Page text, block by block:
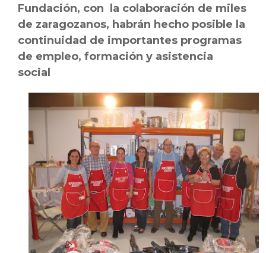
Fundación, con la colaboración de miles
de zaragozanos, habrán hecho posible la
continuidad de importantes programas
de empleo, formación y asistencia
social